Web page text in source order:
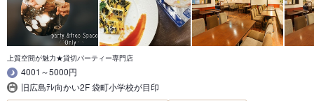
上質空間が魅力★貸切パーティー専門店
4001～5000円
旧広島ﾃﾚ向かい2F 袋町小学校が目印